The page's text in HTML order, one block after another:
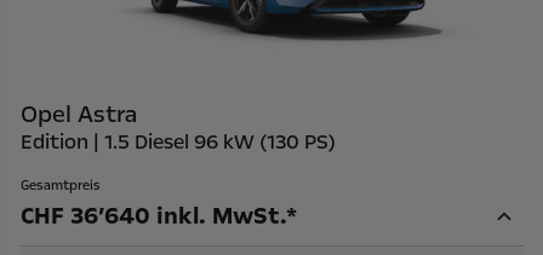
Opel Astra
Edition | 1.5 Diesel 96 kW (130 PS)
Gesamtpreis
CHF 36’640 inkl. MwSt.*